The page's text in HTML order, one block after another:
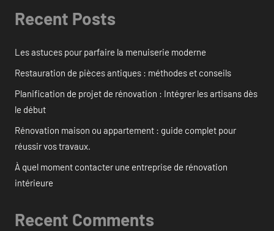
Recent Posts
Les astuces pour parfaire la menuiserie moderne
Restauration de pièces antiques : méthodes et conseils
Planification de projet de rénovation : Intégrer les artisans dès
le début
Rénovation maison ou appartement : guide complet pour
réussir vos travaux.
À quel moment contacter une entreprise de rénovation
intérieure
Recent Comments